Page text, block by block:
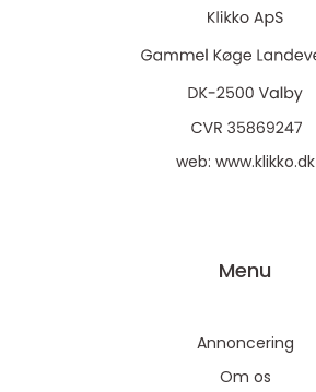
web: www.klikko.dk
Menu
Annoncering
Om os